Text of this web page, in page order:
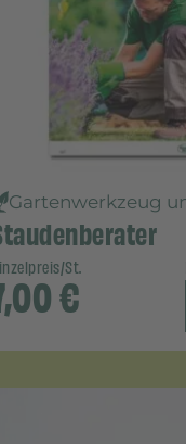
Gartenwerkzeug
St.
€